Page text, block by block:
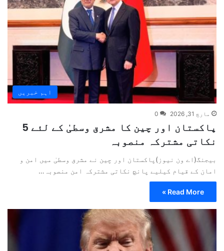
اہم خبریں
مارچ 31, 2026 0
پاکستان اور چین کا مشرق وسطیٰ کے لئے 5
نکاتی مشترکہ منصوبہ
بیجنگ(اے ون نیوز)پاکستان اور چین نے مشرق وسطیٰ میں امن و
امان کے قیام کیلیے پانچ نکاتی مشترکہ امن منصوبہ…
Read More »